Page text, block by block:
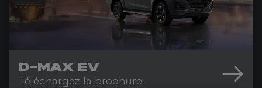
D-MAX EV
Téléchargez la brochure